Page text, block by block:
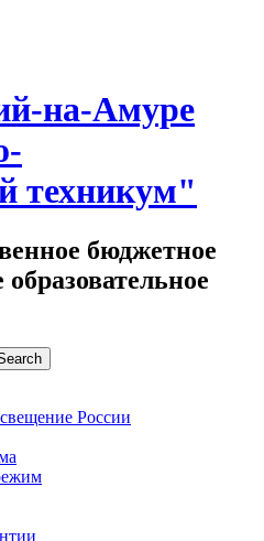
на-Амуре
техникум"
бюджетное
России